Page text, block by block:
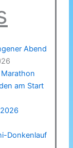
Abend
am Start
Donkenlauf